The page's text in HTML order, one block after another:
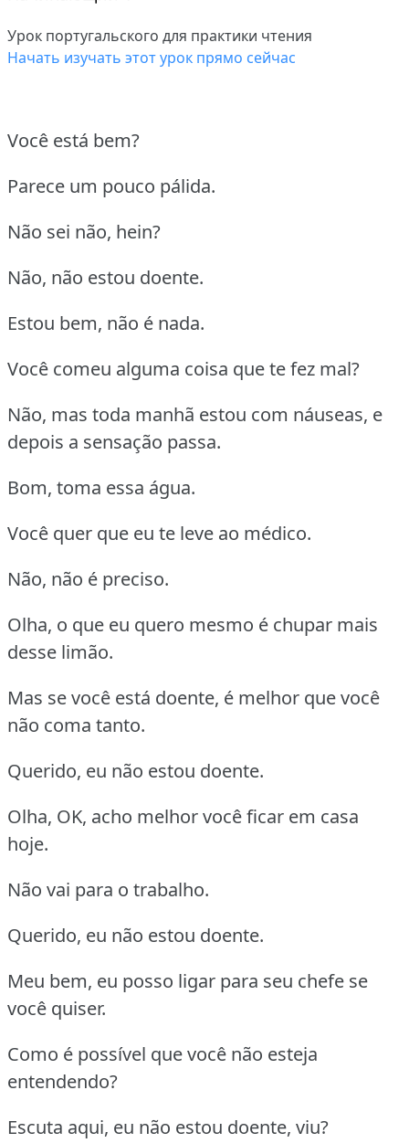
Урок португальского для практики чтения
Начать изучать этот урок прямо сейчас
Você está bem?
Parece um pouco pálida.
Não sei não, hein?
Não, não estou doente.
Estou bem, não é nada.
Você comeu alguma coisa que te fez mal?
Não, mas toda manhã estou com náuseas, e
depois a sensação passa.
Bom, toma essa água.
Você quer que eu te leve ao médico.
Não, não é preciso.
Olha, o que eu quero mesmo é chupar mais
desse limão.
Mas se você está doente, é melhor que você
não coma tanto.
Querido, eu não estou doente.
Olha, OK, acho melhor você ficar em casa
hoje.
Não vai para o trabalho.
Querido, eu não estou doente.
Meu bem, eu posso ligar para seu chefe se
você quiser.
Como é possível que você não esteja
entendendo?
Escuta aqui, eu não estou doente, viu?